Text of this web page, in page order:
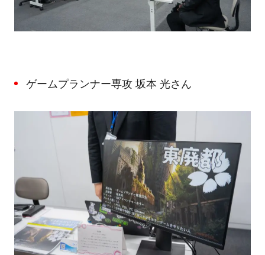
ゲームプランナー専攻 坂本 光さん